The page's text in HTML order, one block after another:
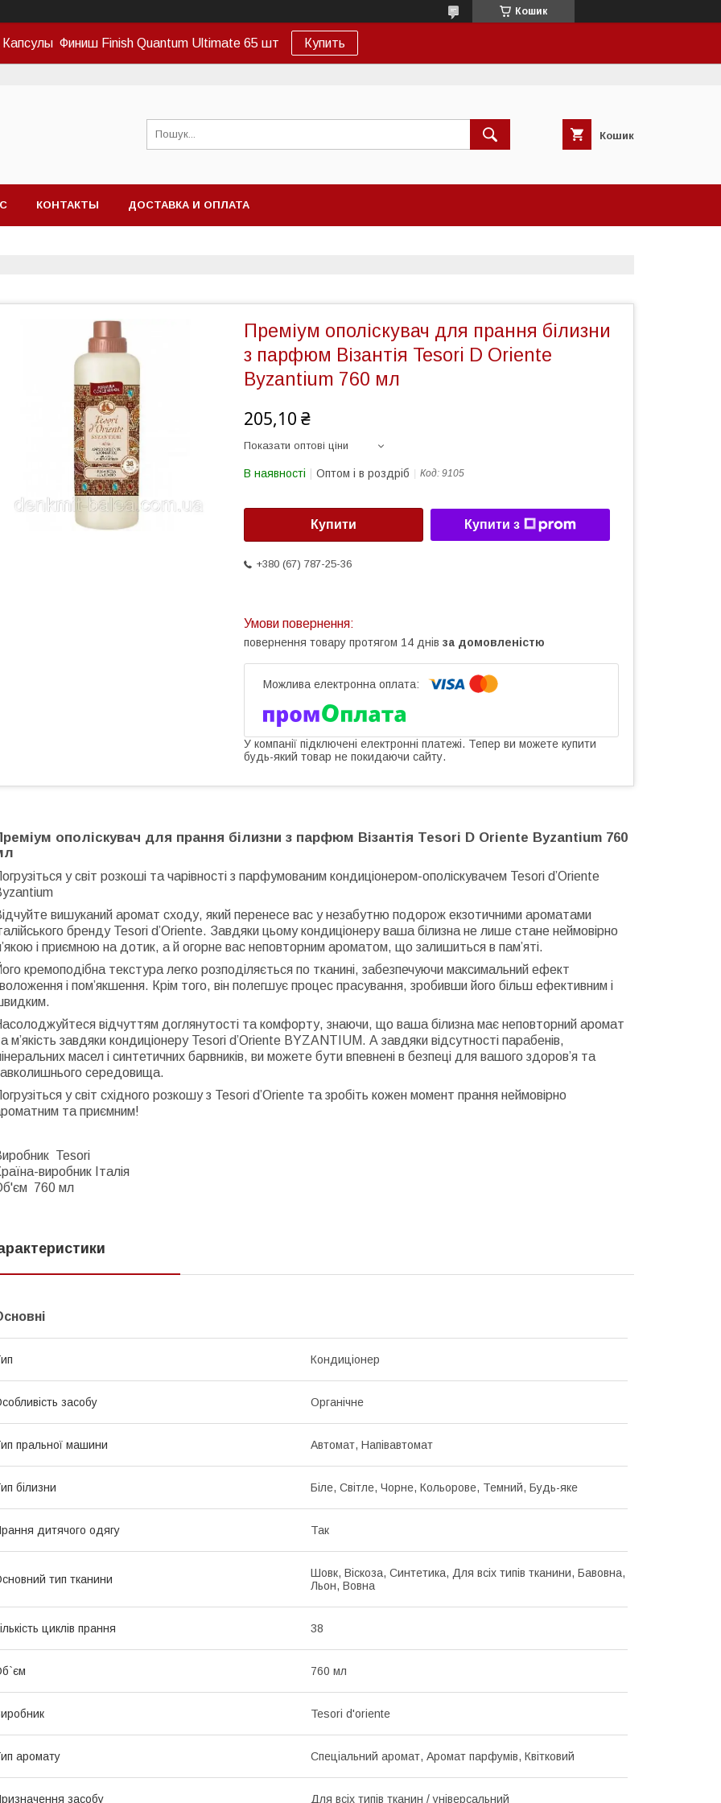
Кошик
Капсулы Финиш Finish Quantum Ultimate 65 шт Купить
Кошик
КОНТАКТЫ ДОСТАВКА И ОПЛАТА
Преміум ополіскувач для прання білизни
з парфюм Візантія Tesori D Oriente
Byzantium 760 мл
205,10 ₴
Показати оптові ціни
В наявності Оптом і в роздріб Код: 9105
Купити Купити з
+380 (67) 787-25-36
повернення товару протягом 14 днів за домовленістю
У компанії підключені електронні платежі. Тепер ви можете купити
будь-який товар не покидаючи сайту.
ополіскувач для прання білизни з парфюм Візантія Tesori D Oriente Byzantium 760
у світ розкоші та чарівності з парфумованим кондиціонером-ополіскувачем Tesori d’Oriente
вишуканий аромат сходу, який перенесе вас у незабутню подорож екзотичними ароматами
бренду Tesori d’Oriente. Завдяки цьому кондиціонеру ваша білизна не лише стане неймовірно
і приємною на дотик, а й огорне вас неповторним ароматом, що залишиться в пам’яті.
кремоподібна текстура легко розподіляється по тканині, забезпечуючи максимальний ефект
і пом’якшення. Крім того, він полегшує процес прасування, зробивши його більш ефективним і
відчуттям доглянутості та комфорту, знаючи, що ваша білизна має неповторний аромат
м’якість завдяки кондиціонеру Tesori d’Oriente BYZANTIUM. А завдяки відсутності парабенів,
масел і синтетичних барвників, ви можете бути впевнені в безпеці для вашого здоров’я та
середовища.
у світ східного розкошу з Tesori d’Oriente та зробіть кожен момент прання неймовірно
та приємним!
Tesori
виробник Італія
760 мл
Кондиціонер
засобу Органічне
пральної машини Автомат, Напівавтомат
білизни Біле, Світле, Чорне, Кольорове, Темний, Будь-яке
дитячого одягу Так
тип тканини
Шовк, Віскоза, Синтетика, Для всіх типів тканини, Бавовна,
Льон, Вовна
циклів прання 38
760 мл
Tesori d'oriente
аромату Спеціальний аромат, Аромат парфумів, Квітковий
засобу Для всіх типів тканин / універсальний